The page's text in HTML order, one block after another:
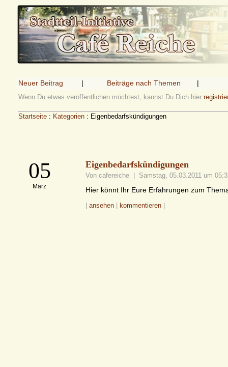
Neuer Beitrag | Beiträge nach Themen |
Wenn Du etwas veröffentlichen möchtest, kannst Du Dich hier
Startseite : Kategorien : Eigenbedarfskündigungen
05
März
Eigenbedarfskündigungen
Von cafereiche | Samstag, 05.03.2011 um
Hier könnt Ihr Eure Erfahrungen zum
ansehen kommentieren